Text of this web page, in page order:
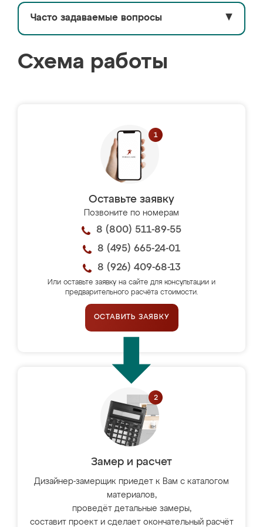
Часто задаваемые вопросы ▼
Схема работы
Оставьте заявку
Позвоните по номерам
8 (800) 511-89-55
8 (495) 665-24-01
8 (926) 409-68-13
Или оставьте заявку на сайте для консультации и
предварительного расчёта стоимости.
ОСТАВИТЬ ЗАЯВКУ
Замер и расчет
Дизайнер-замерщик приедет к Вам с каталогом
материалов,
проведёт детальные замеры,
составит проект и сделает окончательный расчёт